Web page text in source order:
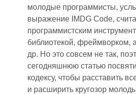
молодые программисты,
выражение IMDG Code,
программистским
библиотекой, фреймворком,
др. Но это совсем не так,
сегодняшнюю статью
кодексу, чтобы расставить
и расширить кругозор